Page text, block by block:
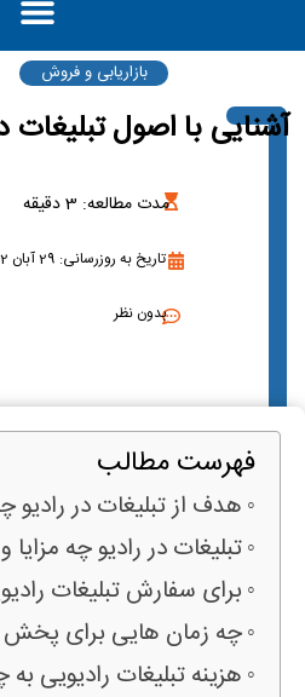
بازاریابی و فروش
آشنایی با اصول تبلیغات
مدت مطالعه: 3دقیقه
تاریخ به روزرسانی: 29 آبان 1402
بدون نظر
فهرست مطالب
هدف از تبلیغات در
تبلیغات در رادیو چه مزایا
برای سفارش تبلیغات
چه زمان هایی برای پخش
هزینه تبلیغات رادیویی